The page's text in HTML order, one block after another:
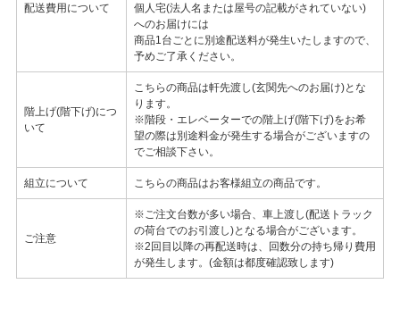
配送費用について
個人宅(法人名または屋号の記載がされていない)
へのお届けには
商品1台ごとに別途配送料が発生いたしますので、
予めご了承ください。
階上げ(階下げ)につ
いて
こちらの商品は軒先渡し(玄関先へのお届け)とな
ります。
※階段・エレベーターでの階上げ(階下げ)をお希
望の際は別途料金が発生する場合がございますの
でご相談下さい。
組立について こちらの商品はお客様組立の商品です。
ご注意
※ご注文台数が多い場合、車上渡し(配送トラック
の荷台でのお引渡し)となる場合がございます。
※2回目以降の再配送時は、回数分の持ち帰り費用
が発生します。(金額は都度確認致します)